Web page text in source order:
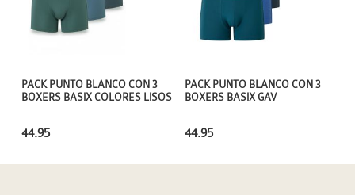
PACK PUNTO BLANCO CON 3
BOXERS BASIX GAV
44.95
PACK PUNTO BLANCO CON 3
BOXERS BASIX COLORES LISOS
44.95